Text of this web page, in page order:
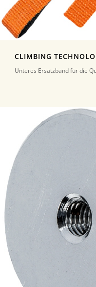
CLIMBING
Unteres Ersatzband für die